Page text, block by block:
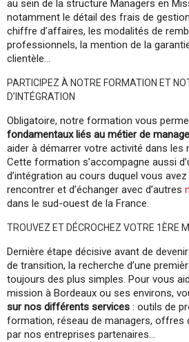
au sein de la structure Managers en
notamment le détail des frais de
chiffre d’affaires, les modalités de
professionnels, la mention de la
clientèle…
PARTICIPEZ À NOTRE FORMATION ET
D’INTÉGRATION
Obligatoire, notre formation vous
fondamentaux liés au métier de
aider à démarrer votre activité dans les
Cette formation s’accompagne aussi
d’intégration au cours duquel vous avez
rencontrer et d’échanger avec d’autres
dans le sud-ouest de la France.
TROUVEZ ET DÉCROCHEZ VOTRE 1ÈRE
Dernière étape décisive avant de
de transition, la recherche d’une
toujours des plus simples. Pour vous
mission à Bordeaux ou ses environs,
sur nos différents services : outils de
formation, réseau de managers, offres
par nos entreprises partenaires…